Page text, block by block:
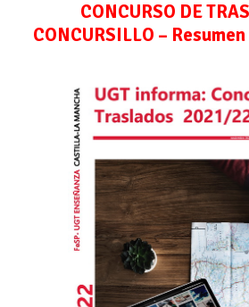
CONCURSO DE
CONCURSILLO –